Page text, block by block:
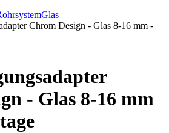
Glas
Chrom Design - Glas 8-16 mm -
- Glas 8-16 mm